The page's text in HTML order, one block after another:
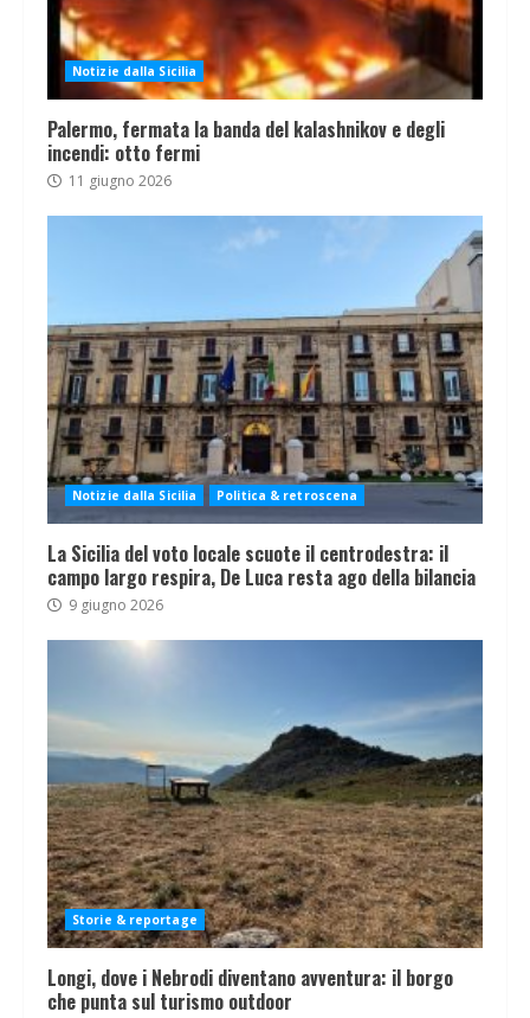
Notizie dalla Sicilia
Palermo, fermata la banda del kalashnikov e degli
incendi: otto fermi
11 giugno 2026
Notizie dalla Sicilia Politica & retroscena
La Sicilia del voto locale scuote il centrodestra: il
campo largo respira, De Luca resta ago della bilancia
9 giugno 2026
Storie & reportage
Longi, dove i Nebrodi diventano avventura: il borgo
che punta sul turismo outdoor